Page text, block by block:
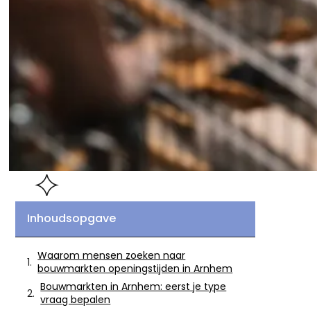
Inhoudsopgave
Waarom mensen zoeken naar
bouwmarkten openingstijden in Arnhem
Bouwmarkten in Arnhem: eerst je type
vraag bepalen